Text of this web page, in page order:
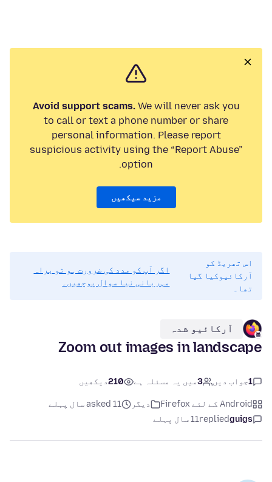
Avoid support scams.We will never ask you
to call or text a phone number or share
personal information. Please report
suspicious activity using the “Report Abuse”
option.
مزید سیکھیں
اس تھریڈ کو
آرکائیوکیا گیا
تھا۔
اگر آپ کو مدد کی ضرورت ہو تو براہ
مہربانی نیا سوال پوچھیں۔
آرکائیو شدہ
Zoom out images in landscape
1جواب دیں 3میں یہ مسئلہ ہے 210دیکھیں
Android کے لئے Firefox دیگر
asked 11 سال پہلے
guigs
replied11 سال پہلے